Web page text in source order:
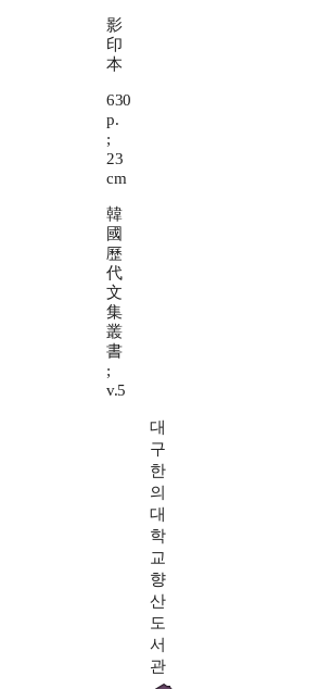
影
印
本
630
p.
;
23
cm
韓
國
歷
代
文
集
叢
書
;
v.5
대
구
한
의
대
학
교
향
산
도
서
관